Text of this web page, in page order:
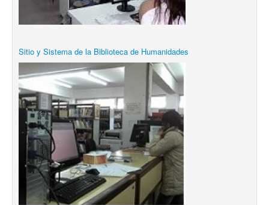
Sitio y Sistema de la Biblioteca de Humanidades